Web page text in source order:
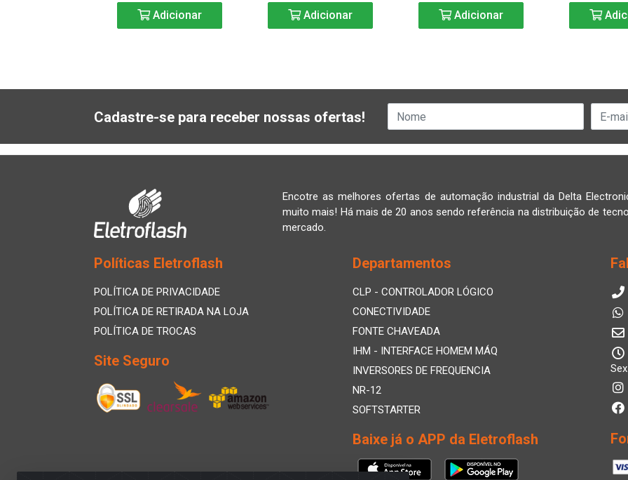
Adicionar Adicionar Adicionar
Cadastre-se para receber nossas ofertas!
Encotre as melhores ofertas de automação industrial da Delta
muito mais! Há mais de 20 anos sendo referência na distribuição de
mercado.
Políticas Eletroflash
POLÍTICA DE PRIVACIDADE
POLÍTICA DE RETIRADA NA LOJA
POLÍTICA DE TROCAS
Site Seguro
Departamentos
CLP - CONTROLADOR LÓGICO
CONECTIVIDADE
FONTE CHAVEADA
IHM - INTERFACE HOMEM MÁQ
INVERSORES DE FREQUENCIA
NR-12
SOFTSTARTER
Baixe já o APP da Eletroflash